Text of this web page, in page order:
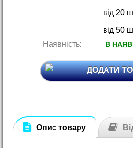
від 20
від 50
Наявність: В
ДОДАТИ
Опис товару